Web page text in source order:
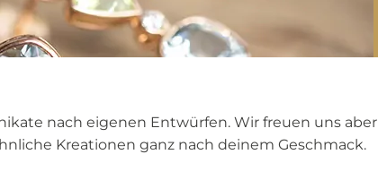
nach eigenen Entwürfen. Wir freuen uns aber
Kreationen ganz nach deinem Geschmack.